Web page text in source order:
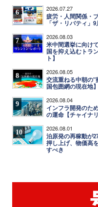
6 2026.07.27
疲労・人間関係・
「ザ・リバティ」
7 2026.08.03
米中間選挙に向け
国を抑え込むトラ
ト】
8 2026.08.05
交流重ねる中朝の
国包囲網の現在地】
9 2026.08.04
インフラ開発のた
の運命【チャイナ
10 2026.08.01
泊原発の再稼動が
押し上げ、物価高
すべき